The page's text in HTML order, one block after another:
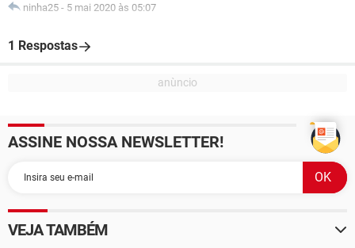
ninha25 - 5 mai 2020 às 05:07
1 Respostas
ASSINE NOSSA NEWSLETTER!
VEJA TAMBÉM